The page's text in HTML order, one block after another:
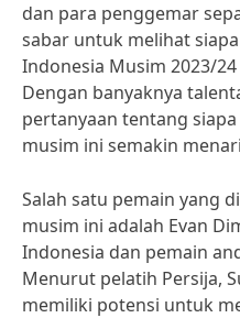
dan para penggemar
sabar untuk melihat
Indonesia Musim 2023/
Dengan banyaknya
pertanyaan tentang
musim ini semakin
Salah satu pemain yang
musim ini adalah Evan
Indonesia dan pemain
Menurut pelatih Persija,
memiliki potensi untuk